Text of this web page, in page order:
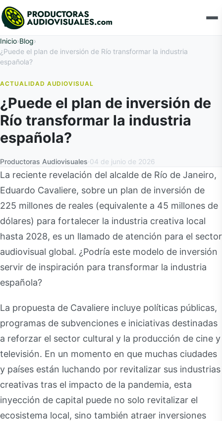
Inicio›Blog›
¿Puede el plan de inversión de Río transformar la industria
española?
ACTUALIDAD AUDIOVISUAL
¿Puede el plan de inversión de
Río transformar la industria
española?
Productoras Audiovisuales·04 de junio de 2026
La reciente revelación del alcalde de Río de Janeiro,
Eduardo Cavaliere, sobre un plan de inversión de
225 millones de reales (equivalente a 45 millones de
dólares) para fortalecer la industria creativa local
hasta 2028, es un llamado de atención para el sector
audiovisual global. ¿Podría este modelo de inversión
servir de inspiración para transformar la industria
española?
La propuesta de Cavaliere incluye políticas públicas,
programas de subvenciones e iniciativas destinadas
a reforzar el sector cultural y la producción de cine y
televisión. En un momento en que muchas ciudades
y países están luchando por revitalizar sus industrias
creativas tras el impacto de la pandemia, esta
inyección de capital puede no solo revitalizar el
ecosistema local, sino también atraer inversiones